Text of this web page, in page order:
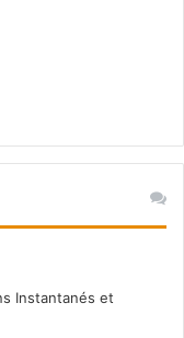
Instantanés et